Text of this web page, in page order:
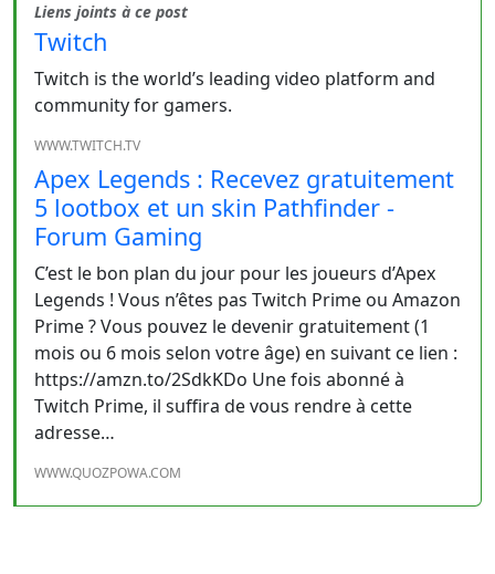
Liens joints à ce post
Twitch
Twitch is the world’s leading video platform and
community for gamers.
WWW.TWITCH.TV
Apex Legends : Recevez gratuitement
5 lootbox et un skin Pathfinder -
Forum Gaming
C’est le bon plan du jour pour les joueurs d’Apex
Legends ! Vous n’êtes pas Twitch Prime ou Amazon
Prime ? Vous pouvez le devenir gratuitement (1
mois ou 6 mois selon votre âge) en suivant ce lien :
https://amzn.to/2SdkKDo Une fois abonné à
Twitch Prime, il suffira de vous rendre à cette
adresse…
WWW.QUOZPOWA.COM